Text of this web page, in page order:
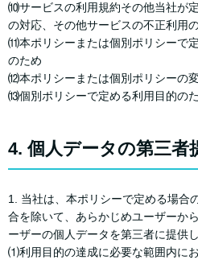
⑽サービスの利用規約その他当社が
の対応、その他サービスの不正利用
⑾本ポリシーまたは個別ポリシーで
のため
⑿本ポリシーまたは個別ポリシーの
⒀個別ポリシーで定める利用目的の
4. 個人データの第三者
1. 当社は、本ポリシーで定める場合
合を除いて、あらかじめユーザーか
ーザーの個人データを第三者に提供し
⑴利用目的の達成に必要な範囲内に